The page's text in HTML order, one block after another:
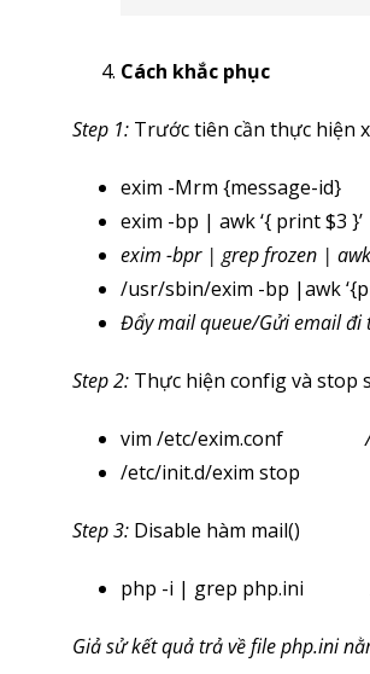
Cách khắc phục
Step 1: Trước tiên cần thực hiện
exim -Mrm
exim -bp | awk ‘{ print $3
exim -bpr | grep frozen |
/usr/sbin/exim -bp |awk
Đẩy mail queue/Gửi email đi
Step 2: Thực hiện config và stop
vim /etc/exim.conf
/etc/init.d/exim
Step 3: Disable hàm mail()
php -i | grep php.ini
Giả sử kết quả trả về file php.ini